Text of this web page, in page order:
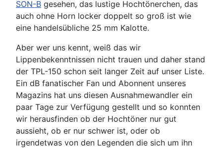
SON-B gesehen, das lustige Hochtönerchen, das
auch ohne Horn locker doppelt so groß ist wie
eine handelsübliche 25 mm Kalotte.
Aber wer uns kennt, weiß das wir
Lippenbekenntnissen nicht trauen und daher stand
der TPL-150 schon seit langer Zeit auf unser Liste.
Ein dB fanatischer Fan und Abonnent unseres
Magazins hat uns diesen Ausnahmewandler ein
paar Tage zur Verfügung gestellt und so konnten
wir herausfinden ob der Hochtöner nur gut
aussieht, ob er nur schwer ist, oder ob
irgendetwas von den Legenden die sich um ihn